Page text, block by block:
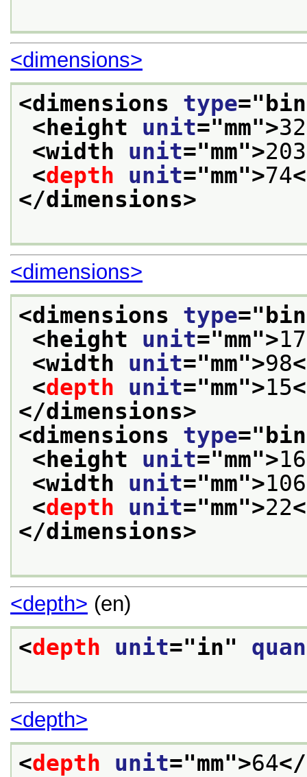
<dimensions>
<dimensions type="
<height unit="mm">
<width unit="mm">203
<depth unit="mm">74
</dimensions>
<dimensions>
<dimensions type="
<height unit="mm">
<width unit="mm">98
<depth unit="mm">15
</dimensions>
<dimensions type="
<height unit="mm">
<width unit="mm">106
<depth unit="mm">22
</dimensions>
<depth> (en)
<depth unit="in"
<depth>
<depth unit="mm">64</